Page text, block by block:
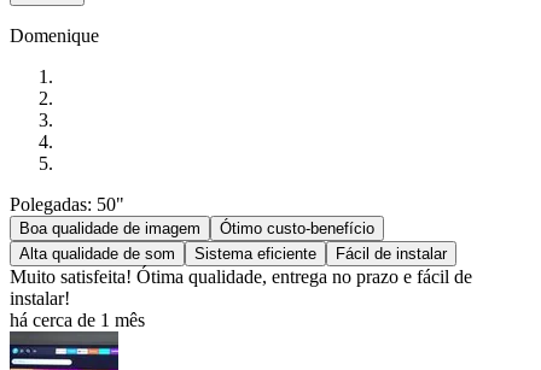
Domenique
Polegadas: 50"
Boa qualidade de imagem
Ótimo custo-benefício
Alta qualidade de som
Sistema eficiente Fácil de instalar
Muito satisfeita! Ótima qualidade, entrega no prazo e fácil de
instalar!
há cerca de 1 mês